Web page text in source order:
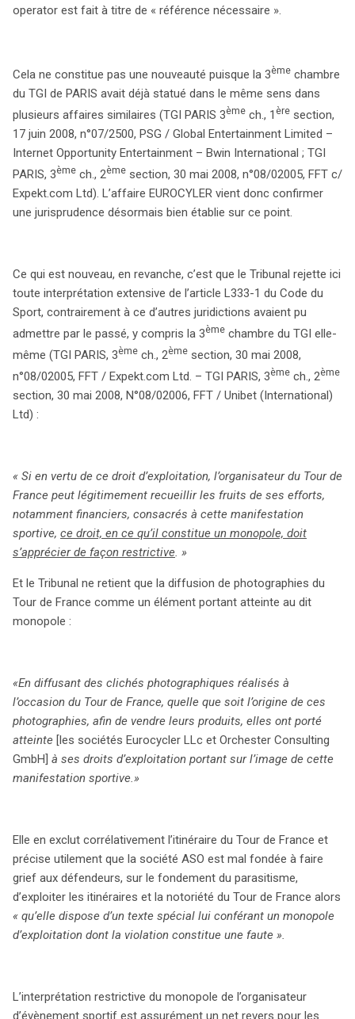
operator est fait à titre de « référence nécessaire ».
Cela ne constitue pas une nouveauté puisque la 3ème chambre
du TGI de PARIS avait déjà statué dans le même sens dans
plusieurs affaires similaires (TGI PARIS 3ème ch., 1 ère section,
17 juin 2008, n°07/2500, PSG / Global Entertainment Limited –
Internet Opportunity Entertainment – Bwin International ; TGI
PARIS, 3ème ch., 2ème section, 30 mai 2008, n°08/02005, FFT c/
Expekt.com Ltd). L’affaire EUROCYLER vient donc confirmer
une jurisprudence désormais bien établie sur ce point.
Ce qui est nouveau, en revanche, c’est que le Tribunal rejette ici
toute interprétation extensive de l’article L333-1 du Code du
Sport, contrairement à ce d’autres juridictions avaient pu
admettre par le passé, y compris la 3ème chambre du TGI elle-
même (TGI PARIS, 3ème ch., 2ème section, 30 mai 2008,
n°08/02005, FFT / Expekt.com Ltd. – TGI PARIS, 3ème ch., 2ème
section, 30 mai 2008, N°08/02006, FFT / Unibet (International)
Ltd) :
« Si en vertu de ce droit d’exploitation, l’organisateur du Tour de
France peut légitimement recueillir les fruits de ses efforts,
notamment financiers, consacrés à cette manifestation
sportive, ce droit, en ce qu’il constitue un monopole, doit
s’apprécier de façon restrictive. »
Et le Tribunal ne retient que la diffusion de photographies du
Tour de France comme un élément portant atteinte au dit
monopole :
«En diffusant des clichés photographiques réalisés à
l’occasion du Tour de France, quelle que soit l’origine de ces
photographies, afin de vendre leurs produits, elles ont porté
atteinte
[les sociétés Eurocycler LLc et Orchester Consulting
GmbH] à ses droits d’exploitation portant sur l’image de cette
manifestation sportive.»
Elle en exclut corrélativement l’itinéraire du Tour de France et
précise utilement que la société ASO est mal fondée à faire
grief aux défendeurs, sur le fondement du parasitisme,
d’exploiter les itinéraires et la notoriété du Tour de France alors
« qu’elle dispose d’un texte spécial lui conférant un monopole
d’exploitation dont la violation constitue une faute ».
L’interprétation restrictive du monopole de l’organisateur
d’évènement sportif est assurément un net revers pour les